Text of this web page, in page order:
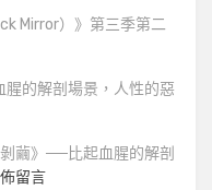
Mirror）》第三季第二
腥的解剖場景，人性的惡
剝繭》──比起血腥的解剖
留言